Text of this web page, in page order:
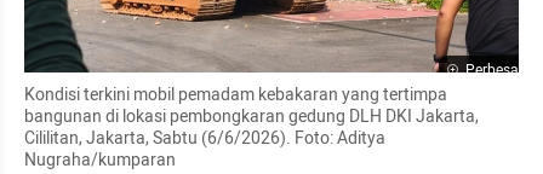
Perbesar
Kondisi terkini mobil pemadam kebakaran yang tertimpa
bangunan di lokasi pembongkaran gedung DLH DKI Jakarta,
Cililitan, Jakarta, Sabtu (6/6/2026). Foto: Aditya
Nugraha/kumparan